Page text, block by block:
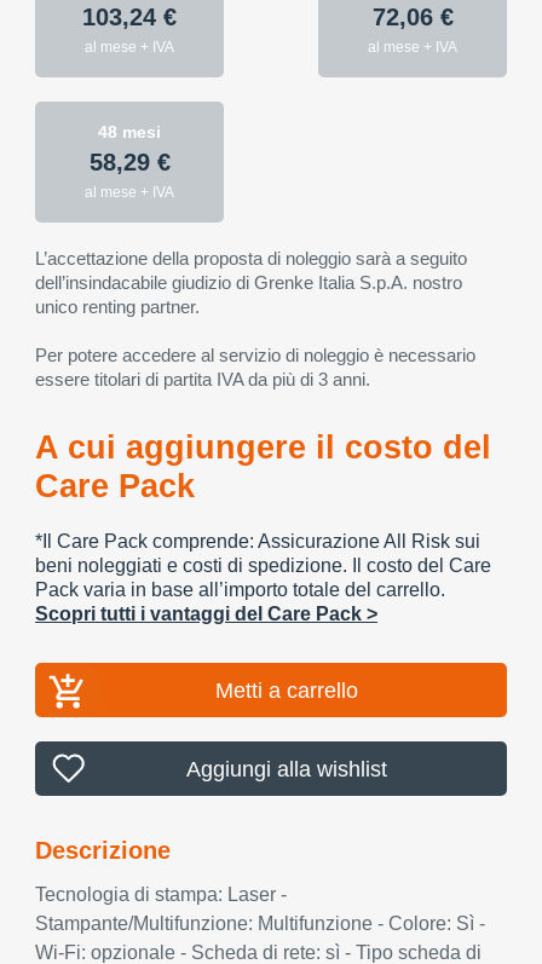
103,24 €
al mese + IVA
72,06 €
al mese + IVA
48 mesi
58,29 €
al mese + IVA
L’accettazione della proposta di noleggio sarà a seguito
dell’insindacabile giudizio di Grenke Italia S.p.A. nostro
unico renting partner.
Per potere accedere al servizio di noleggio è necessario
essere titolari di partita IVA da più di 3 anni.
A cui aggiungere il costo del
Care Pack
*Il Care Pack comprende: Assicurazione All Risk sui
beni noleggiati e costi di spedizione. Il costo del Care
Pack varia in base all’importo totale del carrello.
Scopri tutti i vantaggi del Care Pack >
Metti a carrello
Aggiungi alla wishlist
Descrizione
Tecnologia di stampa: Laser -
Stampante/Multifunzione: Multifunzione - Colore: Sì -
Wi-Fi: opzionale - Scheda di rete: sì - Tipo scheda di